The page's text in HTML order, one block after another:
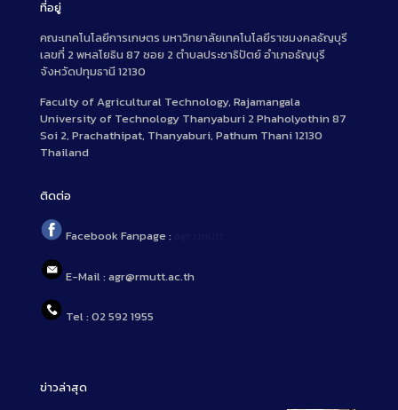
ที่อยู่
คณะเทคโนโลยีการเกษตร มหาวิทยาลัยเทคโนโลยีราชมงคลธัญบุรี
เลขที่ 2 พหลโยธิน 87 ซอย 2 ตำบลประชาธิปัตย์ อำเภอธัญบุรี
จังหวัดปทุมธานี 12130
Faculty of Agricultural Technology, Rajamangala
University of Technology Thanyaburi 2 Phaholyothin 87
Soi 2, Prachathipat, Thanyaburi, Pathum Thani 12130
Thailand
ติดต่อ
Facebook Fanpage :
E-Mail : agr@rmutt.ac.th
Tel : 02 592 1955
ข่าวล่าสุด